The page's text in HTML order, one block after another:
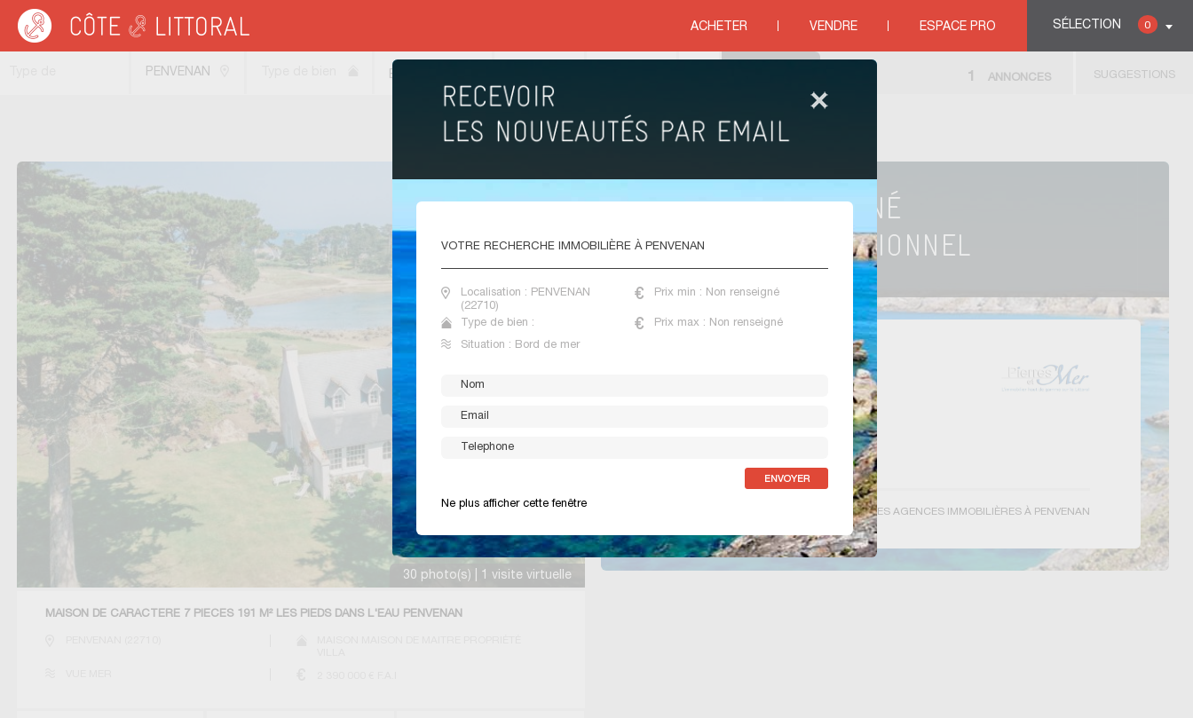
SÉLECTION 0
ACHETER VENDRE ESPACE PRO
Côte & Littoral > Immobilier bord de mer>Maisons bord de mer
VENTE MAISONS BORD DE MER PENVENAN
30 photo(s) | 1 visite virtuelle
MAISON DE CARACTERE 7 PIECES 191 M² LES PIEDS DANS L'EAU PENVENAN
Consulter toutes les annonces
VOIR TOUTES LES AGENCES IMMOBILIÈRES À PENVENAN
PENVENAN
Bord de mer SUGGESTIONS
1 ANNONCES
VOTRE RECHERCHE IMMOBILIÈRE À PENVENAN
Localisation : PENVENAN
(22710)
Prix min : Non renseigné
Type de bien : Prix max : Non renseigné
Situation : Bord de mer
Ne plus afficher cette fenêtre